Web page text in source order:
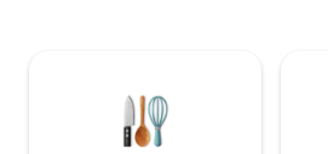
폐쇄되면 환불되지 않습니다.